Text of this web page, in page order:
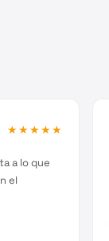
★★★★★
a lo que
el